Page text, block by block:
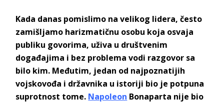
Kada danas pomislimo na velikog lidera, često
zamišljamo harizmatičnu osobu koja osvaja
publiku govorima, uživa u društvenim
događajima i bez problema vodi razgovor sa
bilo kim. Međutim, jedan od najpoznatijih
vojskovođa i državnika u istoriji bio je potpuna
suprotnost tome. Napoleon Bonaparta nije bio